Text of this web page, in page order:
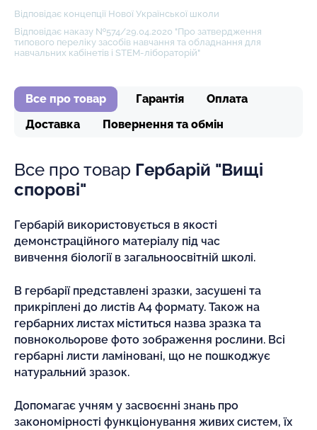
Відповідає концепції Нової Української школи
Відповідає наказу №574/29.04.2020 "Про затвердження
типового переліку засобів навчання та обладнання для
навчальних кабінетів і STEM-лібораторій"
Все про товар Гарантія
Оплата
Доставка
Повернення та обмін
Все про товар Гербарій "Вищі
спорові"
Гербарій використовується в якості
демонстраційного матеріалу під час
вивчення біології в загальноосвітній школі.
В гербарії представлені зразки, засушені та
прикріплені до листів А4 формату. Також на
гербарних листах міститься назва зразка та
повнокольорове фото зображення рослини. Всі
гербарні листи ламіновані, що не пошкоджує
натуральний зразок.
Допомагає учням у засвоєнні знань про
закономірності функціонування живих систем, їх